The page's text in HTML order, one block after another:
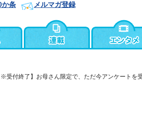
か条 メルマガ登録
※受付終了】お母さん限定で、ただ今アンケートを